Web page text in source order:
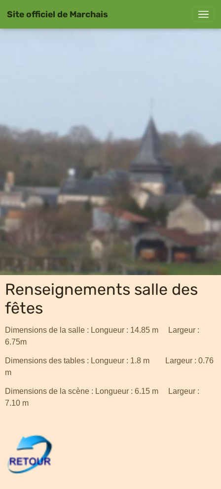
Site officiel de Marchais
Renseignements salle des
fêtes
Dimensions de la salle : Longueur : 14.85 m Largeur :
6.75m
Dimensions des tables : Longueur : 1.8 m Largeur : 0.76
m
Dimensions de la scène : Longueur : 6.15 m Largeur :
7.10 m